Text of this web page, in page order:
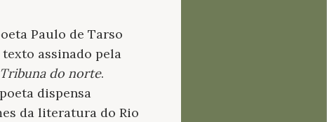
Paulo de Tarso
assinado pela
Tribuna do norte.
dispensa
da literatura do Rio